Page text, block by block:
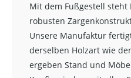
Mit dem Fußgestell
robusten
Unsere Manufaktur
derselben Holzart wie
ergeben Stand und